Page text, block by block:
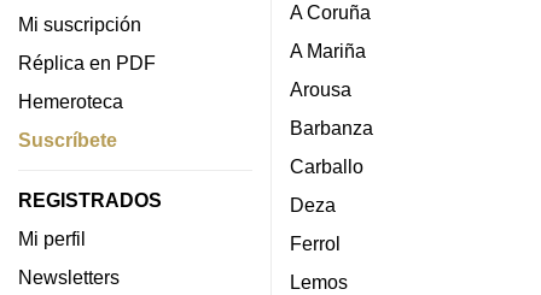
Mi suscripción
Réplica en PDF
Hemeroteca
Suscríbete
REGISTRADOS
Mi perfil
Newsletters
A Coruña
A Mariña
Arousa
Barbanza
Carballo
Deza
Ferrol
Lemos